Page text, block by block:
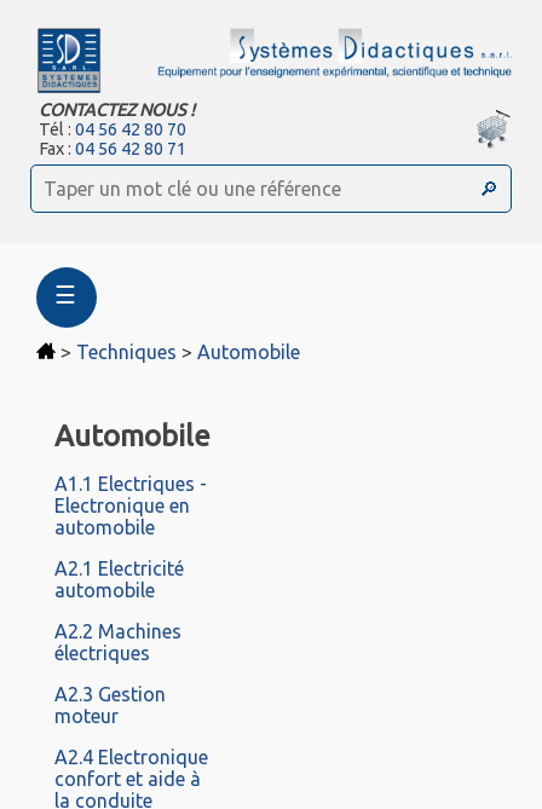
CONTACTEZ NOUS !
Tél :04 56 42 80 70
Fax :04 56 42 80 71
☰
> Techniques > Automobile
Automobile
A1.1 Electriques -
Electronique en
automobile
A2.1 Electricité
automobile
A2.2 Machines
électriques
A2.3 Gestion
moteur
A2.4 Electronique
confort et aide à
la conduite